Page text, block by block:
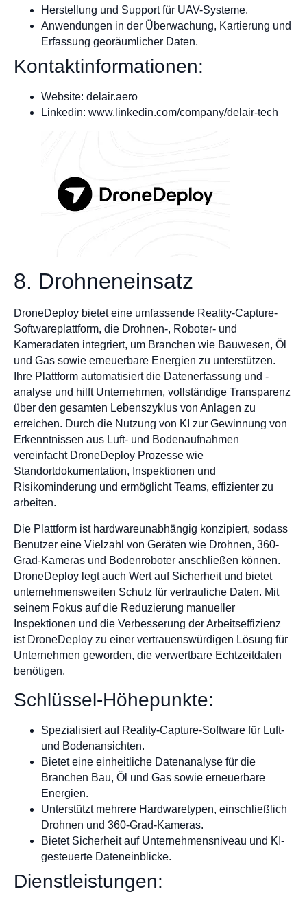
Herstellung und Support für UAV-Systeme.
Anwendungen in der Überwachung, Kartierung und
Erfassung georäumlicher Daten.
Kontaktinformationen:
Website: delair.aero
Linkedin: www.linkedin.com/company/delair-tech
8. Drohneneinsatz
DroneDeploy bietet eine umfassende Reality-Capture-
Softwareplattform, die Drohnen-, Roboter- und
Kameradaten integriert, um Branchen wie Bauwesen, Öl
und Gas sowie erneuerbare Energien zu unterstützen.
Ihre Plattform automatisiert die Datenerfassung und -
analyse und hilft Unternehmen, vollständige Transparenz
über den gesamten Lebenszyklus von Anlagen zu
erreichen. Durch die Nutzung von KI zur Gewinnung von
Erkenntnissen aus Luft- und Bodenaufnahmen
vereinfacht DroneDeploy Prozesse wie
Standortdokumentation, Inspektionen und
Risikominderung und ermöglicht Teams, effizienter zu
arbeiten.
Die Plattform ist hardwareunabhängig konzipiert, sodass
Benutzer eine Vielzahl von Geräten wie Drohnen, 360-
Grad-Kameras und Bodenroboter anschließen können.
DroneDeploy legt auch Wert auf Sicherheit und bietet
unternehmensweiten Schutz für vertrauliche Daten. Mit
seinem Fokus auf die Reduzierung manueller
Inspektionen und die Verbesserung der Arbeitseffizienz
ist DroneDeploy zu einer vertrauenswürdigen Lösung für
Unternehmen geworden, die verwertbare Echtzeitdaten
benötigen.
Schlüssel-Höhepunkte:
Spezialisiert auf Reality-Capture-Software für Luft-
und Bodenansichten.
Bietet eine einheitliche Datenanalyse für die
Branchen Bau, Öl und Gas sowie erneuerbare
Energien.
Unterstützt mehrere Hardwaretypen, einschließlich
Drohnen und 360-Grad-Kameras.
Bietet Sicherheit auf Unternehmensniveau und KI-
gesteuerte Dateneinblicke.
Dienstleistungen: